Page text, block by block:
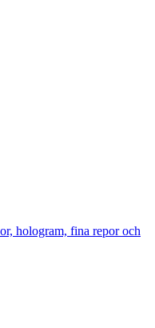
hologram, fina repor och